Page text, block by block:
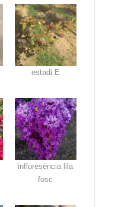
estadi E
infloresència lila
fosc